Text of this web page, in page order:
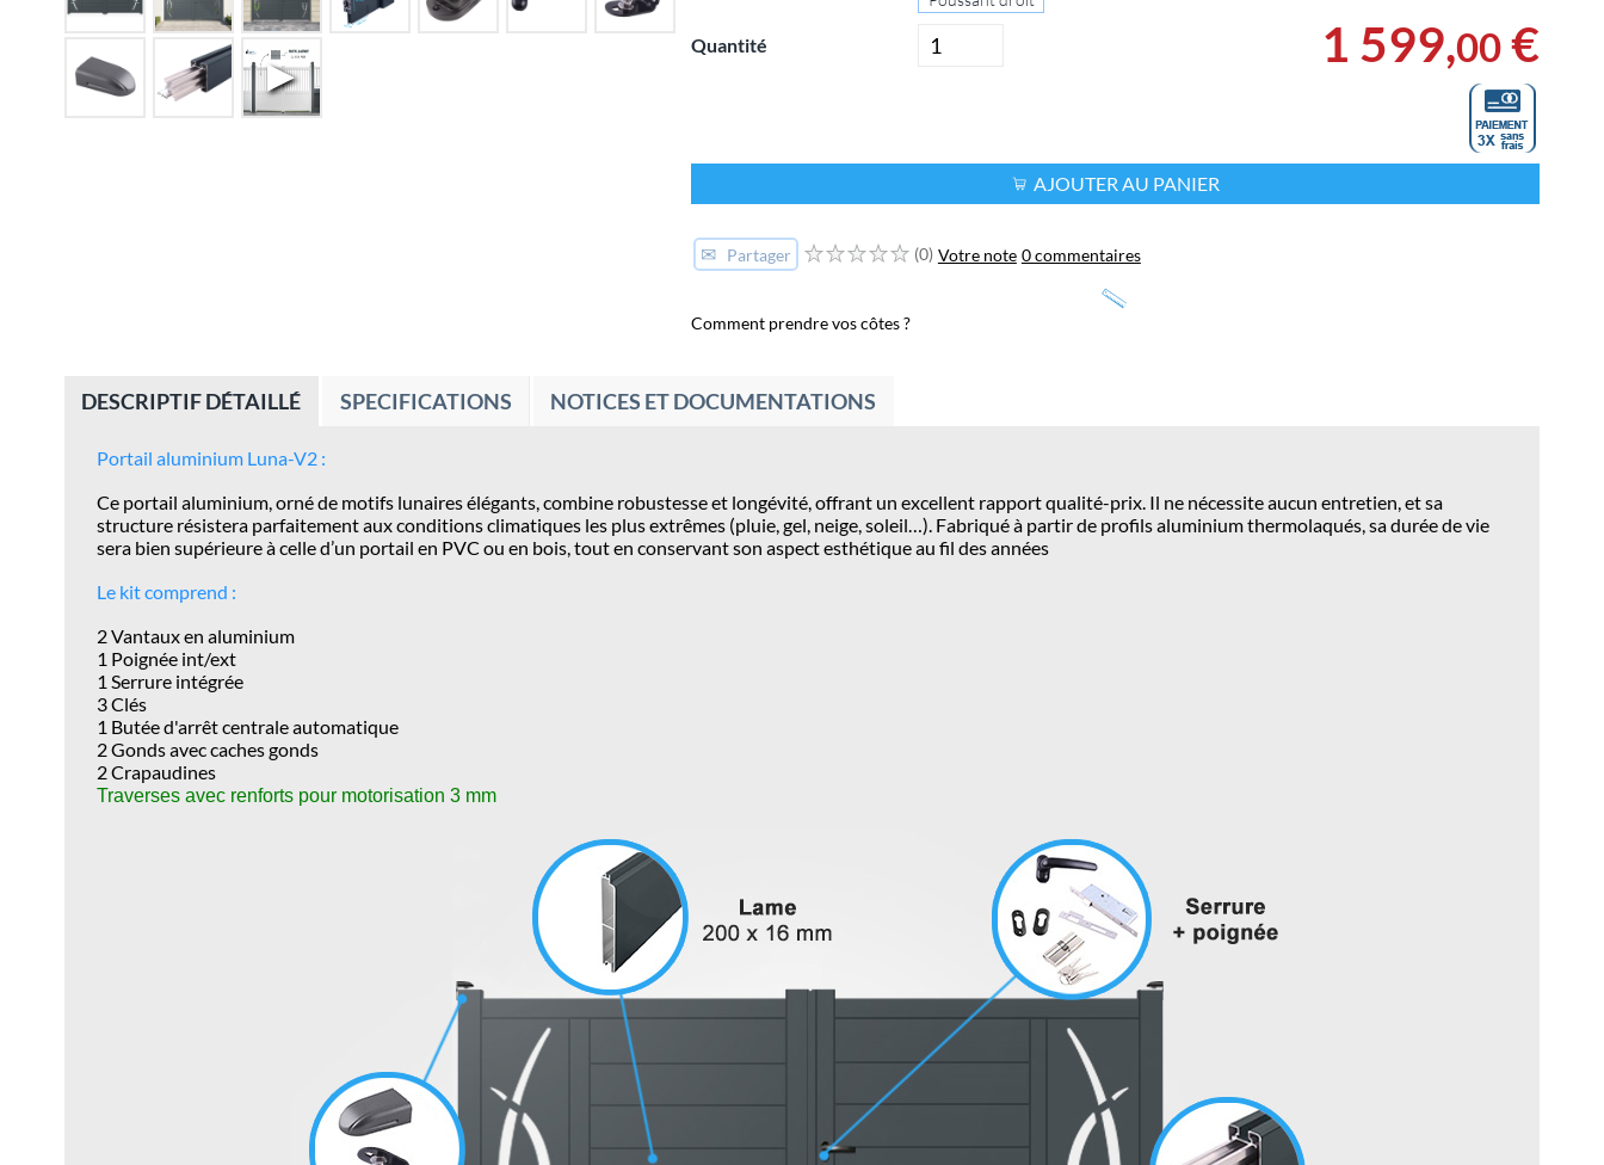
Quantité 1 599,00 €
AJOUTER AU PANIER
✉ Partager (0) Votre note 0 commentaires
Comment prendre vos côtes ?
DESCRIPTIF DÉTAILLÉ SPECIFICATIONS NOTICES ET DOCUMENTATIONS
Portail aluminium Luna-V2 :
Ce portail aluminium, orné de motifs lunaires élégants, combine robustesse et longévité, offrant un excellent rapport qualité-prix. Il ne nécessite aucun entretien, et sa
structure résistera parfaitement aux conditions climatiques les plus extrêmes (pluie, gel, neige, soleil…). Fabriqué à partir de profils aluminium thermolaqués, sa durée de vie
sera bien supérieure à celle d’un portail en PVC ou en bois, tout en conservant son aspect esthétique au fil des années
Le kit comprend :
2 Vantaux en aluminium
1 Poignée int/ext
1 Serrure intégrée
3 Clés
1 Butée d'arrêt centrale automatique
2 Gonds avec caches gonds
2 Crapaudines
Traverses avec renforts pour motorisation 3 mm